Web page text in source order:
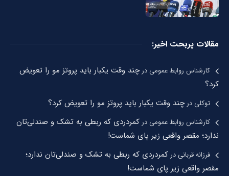
مقالات پربحت اخیر:
کارشناس روابط عمومیدرچند وقت یکبار باید پروتز مو را تعویض
کرد؟
توکلیدرچند وقت یکبار باید پروتز مو را تعویض کرد؟
کارشناس روابط عمومیدر کمردردی که ربطی به تشک و صندلی‌تان
ندارد؛ مقصر واقعی زیر پای شماست!
فرزانه قربانیدر کمردردی که ربطی به تشک و صندلی‌تان ندارد؛
مقصر واقعی زیر پای شماست!